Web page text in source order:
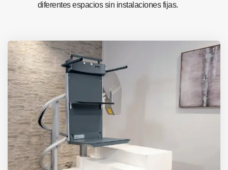
diferentes espacios sin instalaciones fijas.